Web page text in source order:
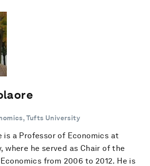
Tufts University
is a Professor of Economics at
where he served as Chair of the
from 2006 to 2012. He is